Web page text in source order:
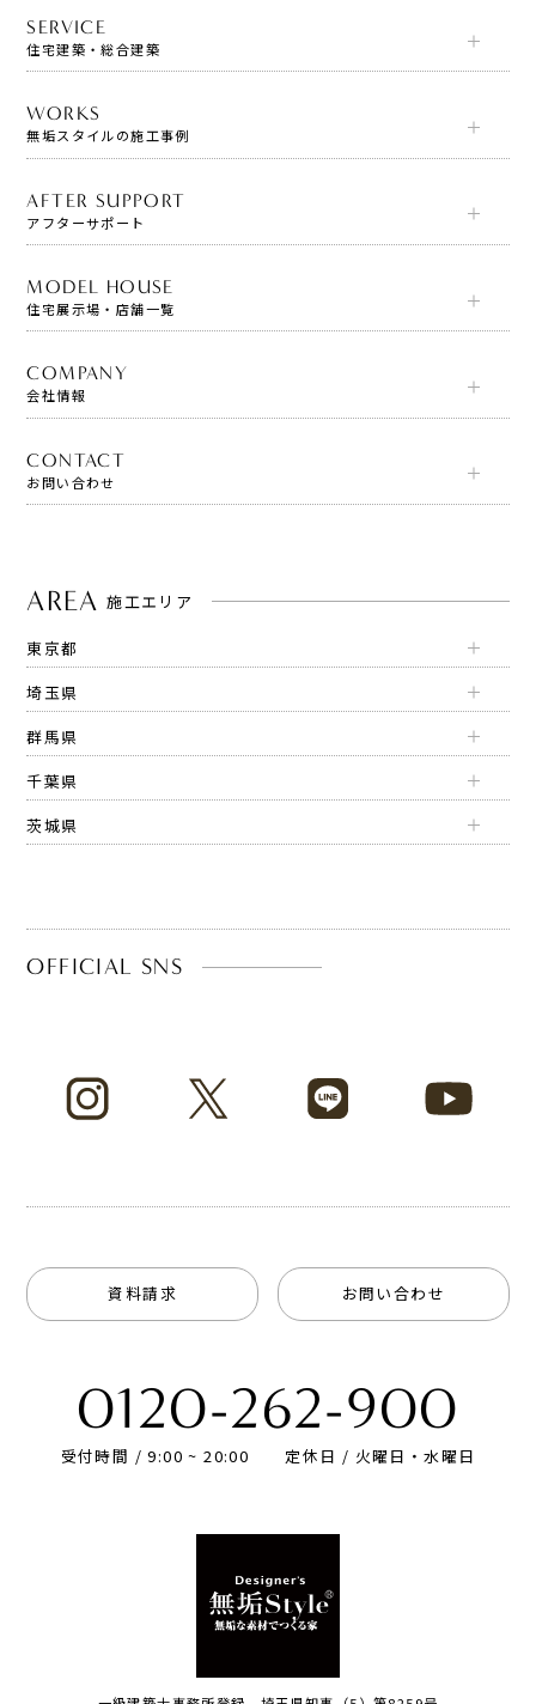
SERVICE
住宅建築・総合建築
WORKS
無垢スタイルの施工事例
AFTER SUPPORT
アフターサポート
MODEL HOUSE
住宅展示場・店舗一覧
COMPANY
会社情報
CONTACT
お問い合わせ
AREA 施工エリア
東京都
埼玉県
群馬県
千葉県
茨城県
OFFICIAL SNS
資料請求 お問い合わせ
0120-262-900
受付時間 / 9:00 ~ 20:00 定休日 / 火曜日・水曜日